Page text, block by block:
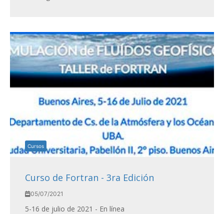
Cursos
Curso de Fortran - 3ra Edición
05/07/2021
5-16 de julio de 2021 - En línea